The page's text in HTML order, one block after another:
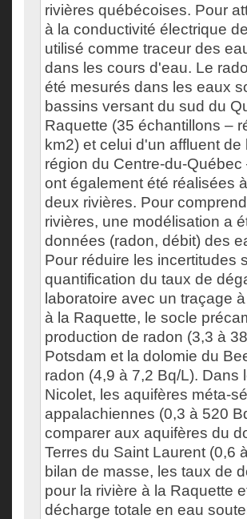
rivières québécoises. Pour
à la conductivité électrique
utilisé comme traceur des
dans les cours d'eau. Le
été mesurés dans les eaux
bassins versant du sud du
Raquette (35 échantillons –
km2) et celui d'un affluent
région du Centre-du-
ont également été réalisées
deux rivières. Pour
rivières, une modélisation a
données (radon, débit) des
Pour réduire les incertitudes
quantification du taux de
laboratoire avec un traçage
à la Raquette, le socle
production de radon (3,3 à
Potsdam et la dolomie du
radon (4,9 à 7,2 Bq/L). Dans
Nicolet, les aquifères méta-
appalachiennes (0,3 à 520
comparer aux aquifères du
Terres du Saint Laurent (0,6
bilan de masse, les taux de
pour la rivière à la Raquette
décharge totale en eau